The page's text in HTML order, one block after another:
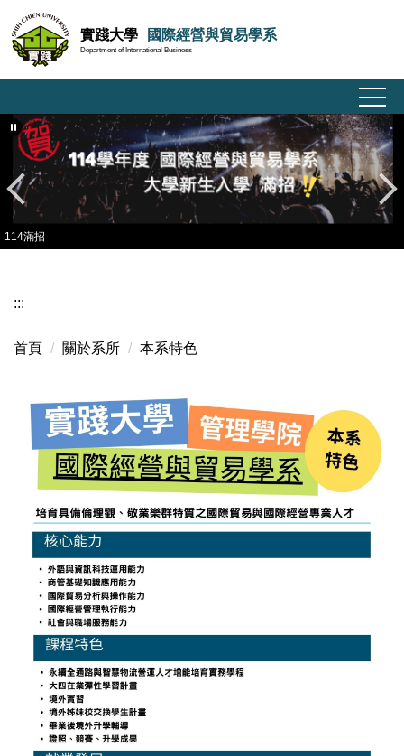
到
主
要
容
區
實踐大學 國際經營與貿易學系
Department of International Business
114滿招
:::
首頁 關於系所 本系特色